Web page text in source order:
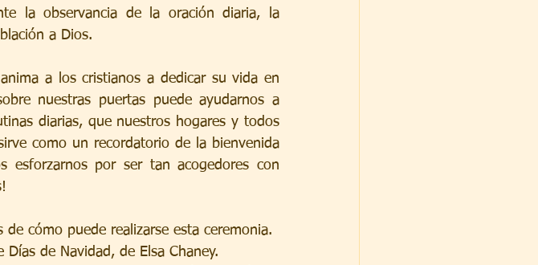
la observancia de la oración diaria, la
a Dios.
a los cristianos a dedicar su vida en
nuestras puertas puede ayudarnos a
diarias, que nuestros hogares y todos
como un recordatorio de la bienvenida
esforzarnos por ser tan acogedores con
cómo puede realizarse esta ceremonia.
de Navidad, de Elsa Chaney.